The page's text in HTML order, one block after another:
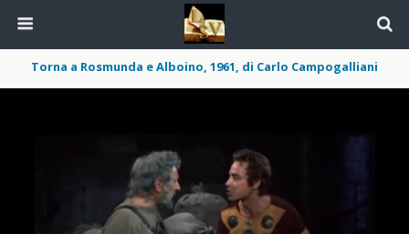
Torna a Rosmunda e Alboino, 1961, di Carlo Campogalliani